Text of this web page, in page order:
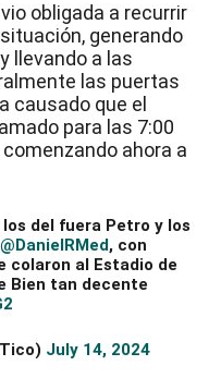
obligada a recurrir
generando
llevando a las
las puertas
causado que el
para las 7:00
ahora a
del fuera Petro y los
@DanielRMed, con
colaron al Estadio de
Bien tan decente
July 14, 2024